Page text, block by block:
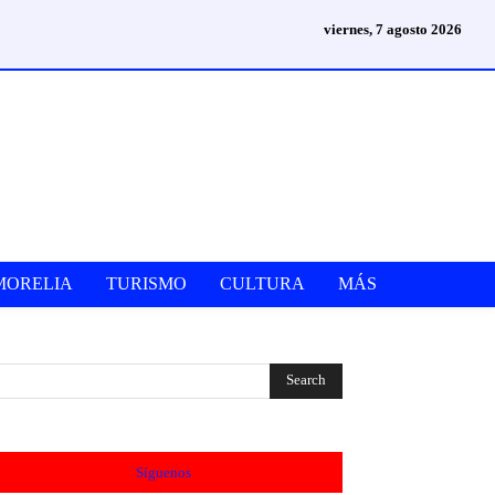
viernes, 7 agosto 2026
TURISMO CULTURA MÁS
Síguenos